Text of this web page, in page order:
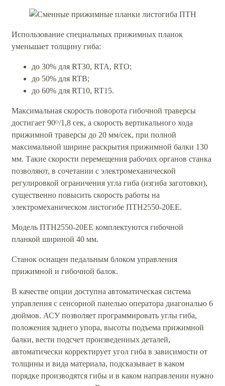
Использование специальных прижимных планок
уменьшает толщину гиба:
до 30% для RT30, RTA, RTO;
до 50% для RTB;
до 60% для RT10, RT15.
Максимальная скорость поворота гибочной траверсы
достигает 90ᴼ/1,8 сек, а скорость вертикального хода
прижимной траверсы до 20 мм/сек, при полной
максимальной ширине раскрытия прижимной балки 130
мм. Такие скорости перемещения рабочих органов станка
позволяют, в сочетании с электромеханической
регулировкой ограничения угла гиба (изгиба заготовки),
существенно повысить скорость работы на
электромеханическом листогибе ПТН2550-20ЕЕ.
Модель ПТН2550-20ЕЕ комплектуются гибочной
планкой шириной 40 мм.
Станок оснащен педальным блоком управления
прижимной и гибочной балок.
В качестве опции доступна автоматическая система
управления с сенсорной панелью оператора диагональю 6
дюймов. АСУ позволяет программировать углы гиба,
положения заднего упора, высоты подъема прижимной
балки, вести подсчет произведенных деталей,
автоматически корректирует угол гиба в зависимости от
толщины и вида материала, подсказывает в каком
порядке производятся гибы и в каком направлении нужно